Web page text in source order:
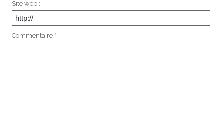
Site web :
Commentaire * :